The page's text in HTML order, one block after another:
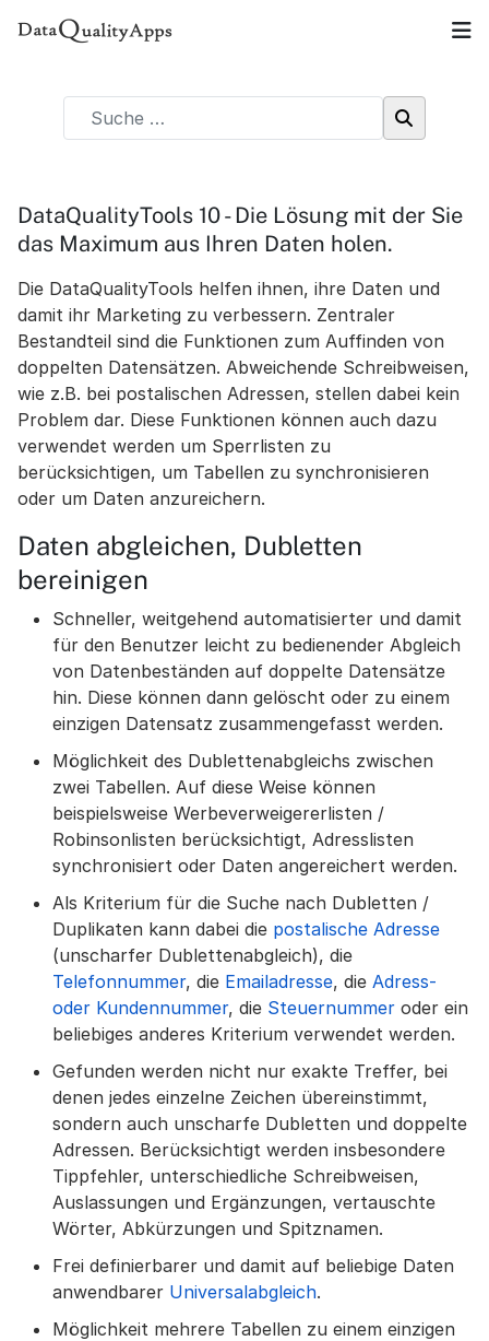
DataQualityTools 10 - Die Lösung mit der Sie
das Maximum aus Ihren Daten holen.
Die DataQualityTools helfen ihnen, ihre Daten und
damit ihr Marketing zu verbessern. Zentraler
Bestandteil sind die Funktionen zum Auffinden von
doppelten Datensätzen. Abweichende Schreibweisen,
wie z.B. bei postalischen Adressen, stellen dabei kein
Problem dar. Diese Funktionen können auch dazu
verwendet werden um Sperrlisten zu
berücksichtigen, um Tabellen zu synchronisieren
oder um Daten anzureichern.
Daten abgleichen, Dubletten
bereinigen
Schneller, weitgehend automatisierter und damit
für den Benutzer leicht zu bedienender Abgleich
von Datenbeständen auf doppelte Datensätze
hin. Diese können dann gelöscht oder zu einem
einzigen Datensatz zusammengefasst werden.
Möglichkeit des Dublettenabgleichs zwischen
zwei Tabellen. Auf diese Weise können
beispielsweise Werbeverweigererlisten /
Robinsonlisten berücksichtigt, Adresslisten
synchronisiert oder Daten angereichert werden.
Als Kriterium für die Suche nach Dubletten /
Duplikaten kann dabei die postalische Adresse
(unscharfer Dublettenabgleich), die
Telefonnummer, die Emailadresse, die Adress-
oder Kundennummer, die Steuernummer oder ein
beliebiges anderes Kriterium verwendet werden.
Gefunden werden nicht nur exakte Treffer, bei
denen jedes einzelne Zeichen übereinstimmt,
sondern auch unscharfe Dubletten und doppelte
Adressen. Berücksichtigt werden insbesondere
Tippfehler, unterschiedliche Schreibweisen,
Auslassungen und Ergänzungen, vertauschte
Wörter, Abkürzungen und Spitznamen.
Frei definierbarer und damit auf beliebige Daten
anwendbarer Universalabgleich.
Möglichkeit mehrere Tabellen zu einem einzigen